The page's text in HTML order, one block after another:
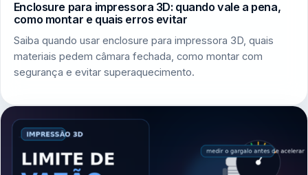
Enclosure para impressora 3D: quando vale a pena,
como montar e quais erros evitar
Saiba quando usar enclosure para impressora 3D, quais
materiais pedem câmara fechada, como montar com
segurança e evitar superaquecimento.